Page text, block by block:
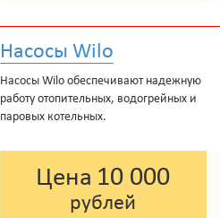
Насосы Wilo
Насосы Wilo обеспечивают надежную
работу отопительных, водогрейных и
паровых котельных.
Цена 10 000
рублей